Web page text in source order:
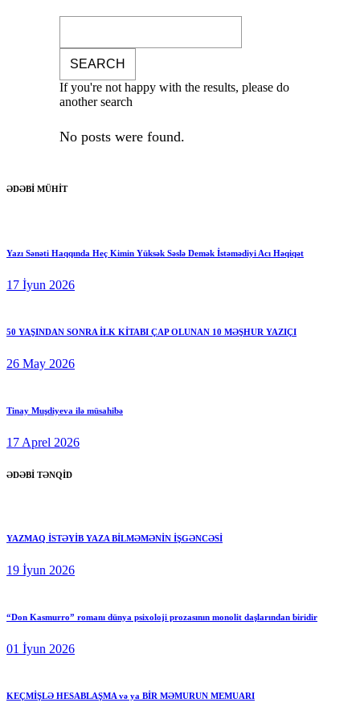
If you're not happy with the results, please do
another search
No posts were found.
ƏDƏBİ MÜHİT
Yazı Sənəti Haqqında Heç Kimin Yüksək Səslə Demək İstəmədiyi Acı Həqiqət
17 İyun 2026
50 YAŞINDAN SONRA İLK KİTABI ÇAP OLUNAN 10 MƏŞHUR YAZIÇI
26 May 2026
Tinay Muşdiyeva ilə müsahibə
17 Aprel 2026
ƏDƏBİ TƏNQİD
YAZMAQ İSTƏYİB YAZA BİLMƏMƏNİN İŞGƏNCƏSİ
19 İyun 2026
“Don Kasmurro” romanı dünya psixoloji prozasının monolit daşlarından biridir
01 İyun 2026
KEÇMİŞLƏ HESABLAŞMA və ya BİR MƏMURUN MEMUARI